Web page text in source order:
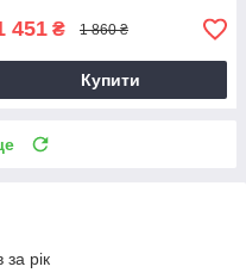
451 ₴ 1 860 ₴
Купити
за рік